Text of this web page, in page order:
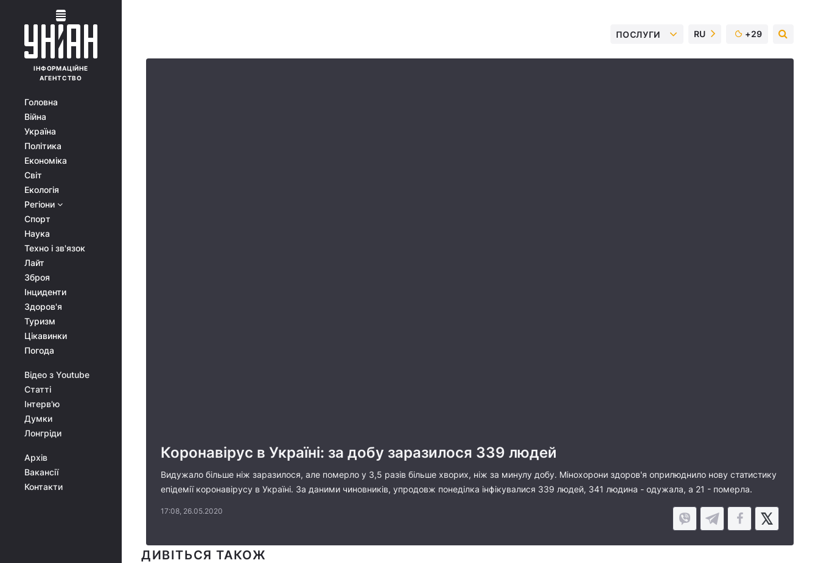
ІНФОРМАЦІЙНЕ
АГЕНТСТВО
Головна
Війна
Україна
Політика
Економіка
Світ
Екологія
Регіони
Спорт
Наука
Техно і зв'язок
Лайт
Зброя
Інциденти
Здоров'я
Туризм
Цікавинки
Погода
Відео з Youtube
Статті
Інтерв'ю
Думки
Лонгріди
Архів
Вакансії
Контакти
ПОСЛУГИ RU +29
Коронавірус в Україні: за добу заразилося 339 людей
Видужало більше ніж заразилося, але померло у 3,5 разів більше хворих, ніж за минулу добу. Мінохорони здоров'я оприлюднило нову статистику
епідемії коронавірусу в Україні. За даними чиновників, упродовж понеділка інфікувалися 339 людей, 341 людина - одужала, а 21 - померла.
17:08, 26.05.2020
ДИВІТЬСЯ ТАКОЖ